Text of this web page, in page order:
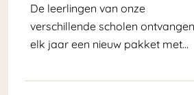
De leerlingen van onze
verschillende scholen ontvangen
elk jaar een nieuw pakket met
schoolspullen.